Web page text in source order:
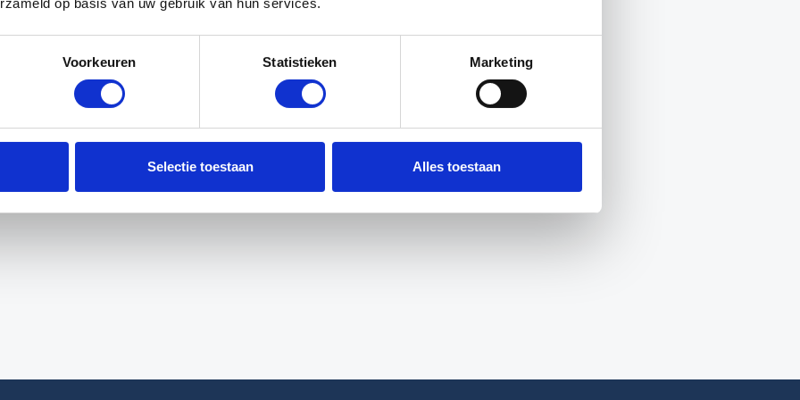
op basis van uw gebruik van hun services.
Voorkeuren Statistieken Marketing
Selectie toestaan Alles toestaan
gegevens?
geven? Mail support@autoofy.nl